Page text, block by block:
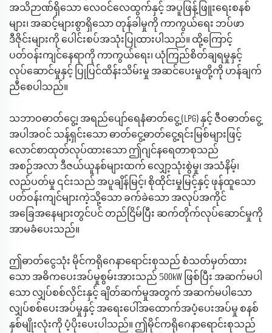
အသိဉာဏ်ရှိသော လေဝင်လေထွက်နှင့် အပူဖြန့်ဖြူးရေးစနစ်
များ၊ အဆင့်များစွာရှိသော တုန်ခါမှုကို ကာကွယ်ရေး ဘပ်ဖာ
ဒီဇိုင်းများကို ပေါင်းစပ်အသုံးပြုထားပါသည်။ ထို့ကြောင့်
ပတ်ဝန်းကျင်နေရာကို ကာကွယ်ရေး၊ ယုံကြည်စိတ်ချရမှုနှင့်
လုပ်ဆောင်မှုနှင့် ပြုပြင်ထိန်းသိမ်းမှု အဆင်ပေးမှုတို့ကို ဟန်ချက်
ညီစေပါသည်။
သဘာဝဓာတ်ငွေ့၊ အရည်ပျော်ရေနံဓာတ်ငွေ့ (LPG) နှင့် ဇီဝဓာတ်ငွေ့
အပါအဝင် သန့်ရှင်းသော ဓာတ်ငွေ့ဓာတ်ငွေ့ရင်းမြစ်များဖြင့်
လောင်စာထုတ်လုပ်ထားသော ဤဂျင်နရေတာစုသည်
အစဉ်အလာ ဒီဇယ်ယူနစ်များထက် လျှော့သုံးစွဲမှု၊ အသံနိမ့်၊
လည်ပတ်မှု ၎င်းသည် အပူချိန်မြင့်၊ စိုထိုင်းမှုမြင့်နှင့် ဖုန်ထူသော
ပတ်ဝန်းကျင်များကဲ့သို့သော ခက်ခဲသော အလုပ်အကိုင်
အခြေအနေများတွင်ပင် တည်ငြိမ်ပြီး ဆက်တိုက်လုပ်ဆောင်မှုကို
အာမခံပေးသည်။
ဤဓာတ်ငွေသုံး မိုင်ကရိုဂေနာရောင်းစုသည် စံသတ်မှတ်ထား
သော အဓိကပေးအပ်မှုစွမ်းအားသည် 500kW ဖြစ်ပြီး အဆက်မပါ
သော လျှပ်စစ်လိုင်းနှင့် ချိတ်ဆက်မှုအတွက် အဆက်မပါသော
လျှပ်စစ်ပေးအပ်မှုနှင့် အရေးပေါ်အထောက်အပံ့ပေးအပ်မှု စနစ်
နှစ်မျိုးလုံးကို ပံ့ပိုးပေးပါသည်။ ဤမိုင်ကရိုဂေနာရောင်းစုသည်